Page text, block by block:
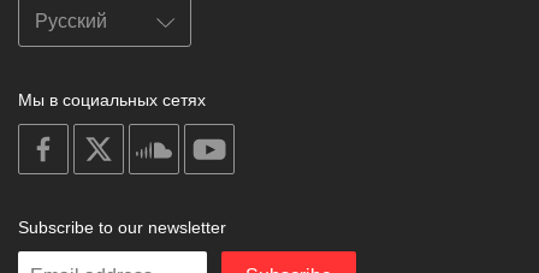
Мы в социальных сетях
on
facebook
soundcloud
Subscribe to our newsletter
Enter